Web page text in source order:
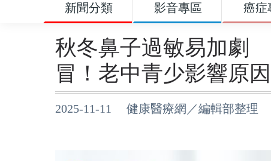
新聞分類 影音專區 癌症
秋冬鼻子過敏易加劇
冒！老中青少影響原
2025-11-11 健康醫療網／編輯部整理